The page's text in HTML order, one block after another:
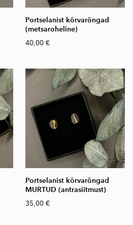
Portselanist kõrvarõngad
(metsaroheline)
40,00 €
Portselanist kõrvarõngad
MURTUD (antrasiitmust)
35,00 €